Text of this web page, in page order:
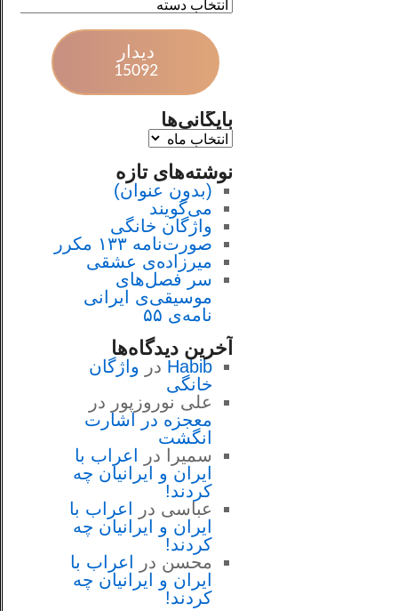
دیدار
15092
بایگانی‌ها
نوشته‌های تازه
(بدون عنوان)
می‌گویند
واژگان خانگی
صورت‌نامه ۱۳۳ مکرر
میرزاده‌ی عشقی
سر فصل‌هاى
موسيقى‌ی ايرانى
نامه‌ی ۵۵
آخرین دیدگاه‌ها
Habib در واژگان
خانگی
علی نوروزپور در
معجزه در اشارت
انگشت
سمیرا
در
اعراب با
ايران و ايرانيان چه
كردند!
عباسی در
اعراب با
ايران و ايرانيان چه
كردند!
محسن در
اعراب با
ايران و ايرانيان چه
كردند!